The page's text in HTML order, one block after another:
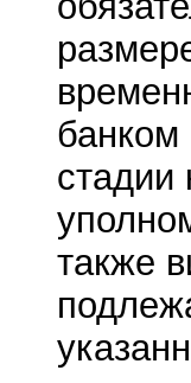
стадии
также